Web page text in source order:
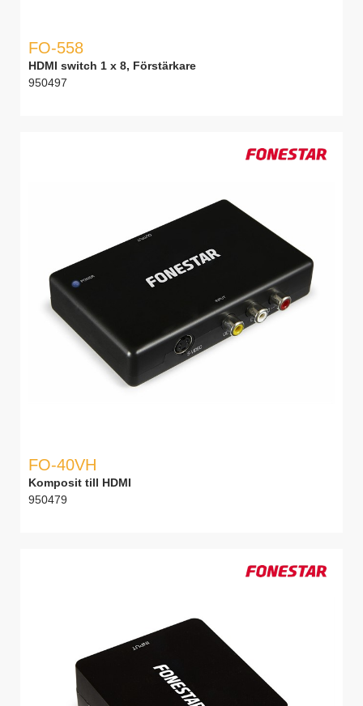
FO-558
HDMI switch 1 x 8, Förstärkare
950497
FO-40VH
Komposit till HDMI
950479